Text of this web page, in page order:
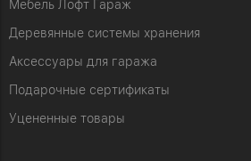
Мебель Лофт Гараж
Деревянные системы хранения
Аксессуары для гаража
Подарочные сертификаты
Уцененные товары